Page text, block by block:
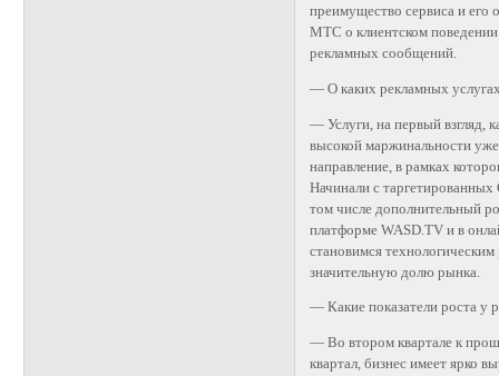
преимущество сервиса и его
МТС о клиентском поведении
рекламных сообщений.
— О каких рекламных
— Услуги, на первый взгляд,
высокой маржинальности
направление, в рамках
Начинали с
том числе дополнительный
платформе WASD.TV и в
становимся
значительную долю рынка.
— Какие показатели роста у
— Во втором квартале к
квартал, бизнес имеет ярко